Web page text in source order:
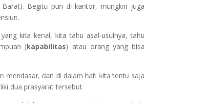
Begitu pun di kantor, mungkin juga
kita kenal, kita tahu asal-usulnya, tahu
(kapabilitas) atau orang yang bisa
mendasar, dan di dalam hati kita tentu saja
dua prasyarat tersebut.